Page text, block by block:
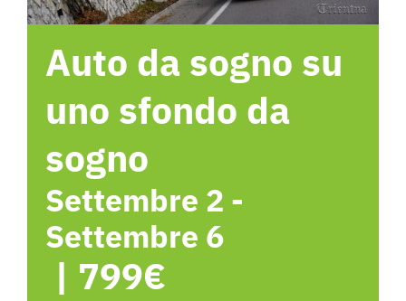
Auto da sogno su
uno sfondo da
sogno
Settembre 2 -
Settembre 6
| 799€